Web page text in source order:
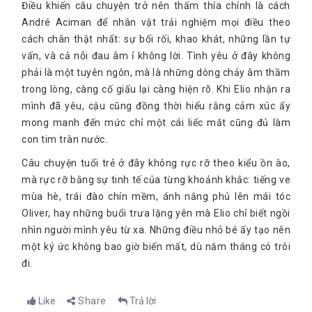
không phải là một vị phụ huynh như thế. Ở địa vị con nếu
có nỗi đau hãy nuôi dưỡng nó, và nếu ngọn lửa bùng lên,
đừng dập tắt nó, đừng tàn bạo với nó. Sự rút lui có thể là
thứ kinh khủng khi nó khiến ta tỉnh thức vào ban đêm, và
khi những kẻ khác quên ta đi nhanh hơn ý muốn của ta. Ta
hy sinh bản thân quá nhiều để được chữa lành nhanh
chóng, thế nên đến năm ba mươi tuổi ta đã cạn kiệt, chả
còn gì để trao đi mỗi khi bắt đầu với một người mới.
Nhưng chuyện không cảm nhận một điều gì hết để tránh
cảm nhận một điều cụ thể, thật là lãng phí!.
Hãy sống thật với cảm xúc, sống thật với bản thể của mình là
điều mà Andre Acimen muốn gửi gắm đến mỗi chúng ta ,
trong cuộc đời mà ta chỉ sống một lần duy nhất.
Hầu hết mọi người cứ sống như là có hai cuộc đời để sống
vậy, một cuộc đời làm nháp, một cuộc đời hoàn chỉnh, rồi
trước khi con kịp nhận ra thì tim con đã mòn mỏi, còn thân
thể con đến lúc sẽ chẳng còn ai thèm nhìn nữa chứ đừng
nói là tới gần. Ngay lúc này thì có sầu khổ đó. Cha không
ghen tị với nỗi đau, cha ghen tị với nỗi đau của con.
Còn về phần Oliver và Elio thì sao? Họ chỉ có hai tháng trong
tim của mình. Hai tháng tràn ngập hạnh phúc, tràn ngập yêu
Điều khiến câu chuyện trở nên thấm thía chính là cách
André Aciman để nhân vật trải nghiệm mọi điều theo
cách chân thật nhất: sự bối rối, khao khát, những lần tự
vấn, và cả nỗi đau âm ỉ không lời. Tình yêu ở đây không
phải là một tuyên ngôn, mà là những dòng chảy âm thầm
trong lòng, càng cố giấu lại càng hiện rõ. Khi Elio nhận ra
mình đã yêu, cậu cũng đồng thời hiểu rằng cảm xúc ấy
mong manh đến mức chỉ một cái liếc mắt cũng đủ làm
con tim tràn nước.
Câu chuyện tuổi trẻ ở đây không rực rỡ theo kiểu ồn ào,
mà rực rỡ bằng sự tinh tế của từng khoảnh khắc: tiếng ve
mùa hè, trái đào chín mềm, ánh nắng phủ lên mái tóc
Oliver, hay những buổi trưa lặng yên mà Elio chỉ biết ngồi
nhìn người mình yêu từ xa. Những điều nhỏ bé ấy tạo nên
một ký ức không bao giờ biến mất, dù năm tháng có trôi
đi.
Like Share Trả lời